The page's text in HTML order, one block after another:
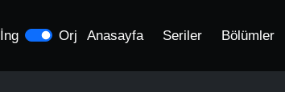
İng Orj Anasayfa Seriler Bölümler